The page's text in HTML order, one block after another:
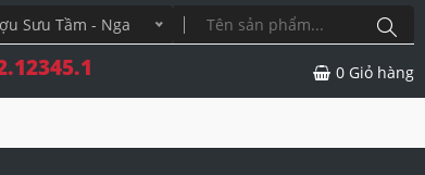
Sưu Tầm - Nga
0 Giỏ hàng